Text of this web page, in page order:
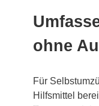
ohne
Für
Hilfsmittel